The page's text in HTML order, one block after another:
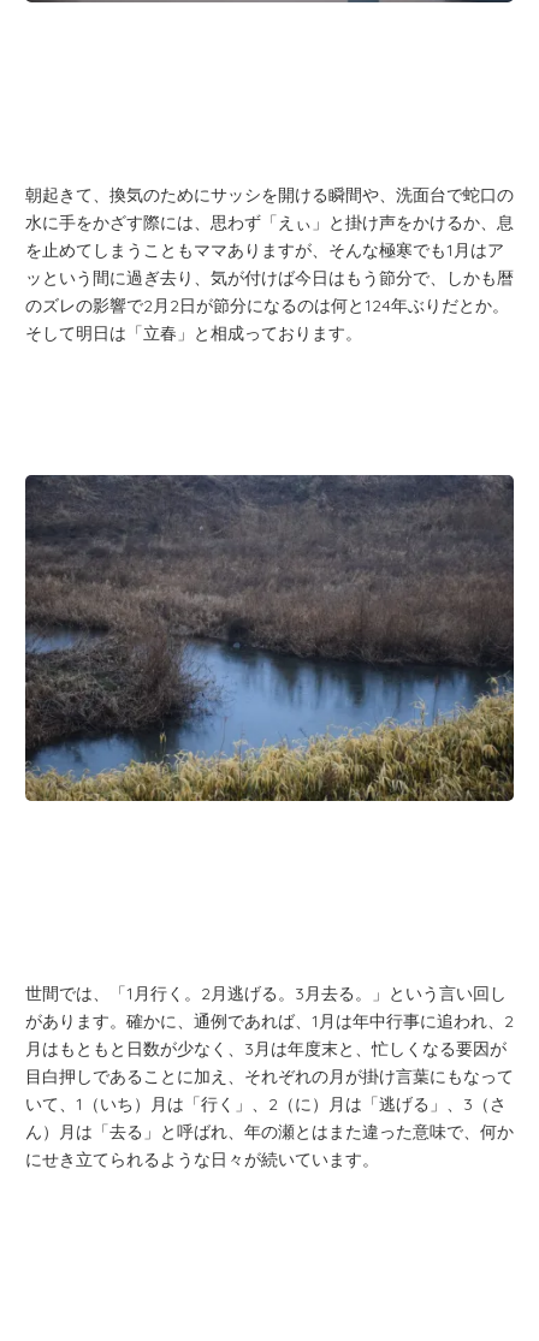
朝起きて、換気のためにサッシを開ける瞬間や、洗面台で蛇口の
水に手をかざす際には、思わず「えぃ」と掛け声をかけるか、息
を止めてしまうこともママありますが、そんな極寒でも1月はア
ッという間に過ぎ去り、気が付けば今日はもう節分で、しかも暦
のズレの影響で2月2日が節分になるのは何と124年ぶりだとか。
そして明日は「立春」と相成っております。
世間では、「1月行く。2月逃げる。3月去る。」という言い回し
があります。確かに、通例であれば、1月は年中行事に追われ、2
月はもともと日数が少なく、3月は年度末と、忙しくなる要因が
目白押しであることに加え、それぞれの月が掛け言葉にもなって
いて、1（いち）月は「行く」、2（に）月は「逃げる」、3（さ
ん）月は「去る」と呼ばれ、年の瀬とはまた違った意味で、何か
にせき立てられるような日々が続いています。